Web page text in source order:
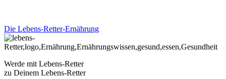
Die Lebens-Retter-Ernährung
Werde mit Lebens-Retter
zu Deinem Lebens-Retter